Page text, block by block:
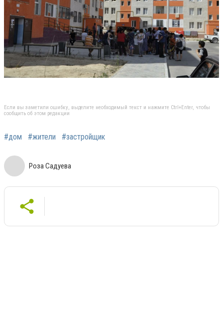
Если вы заметили ошибку, выделите необходимый текст и нажмите Ctrl+Enter, чтобы
сообщить об этом редакции
#дом #жители #застройщик
Роза Садуева